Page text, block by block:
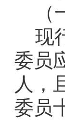
现
委员
人，
委员